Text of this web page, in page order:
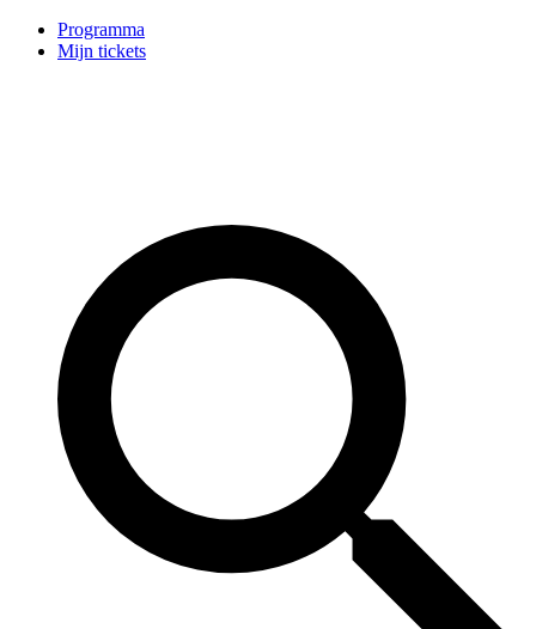
Programma
Mijn tickets